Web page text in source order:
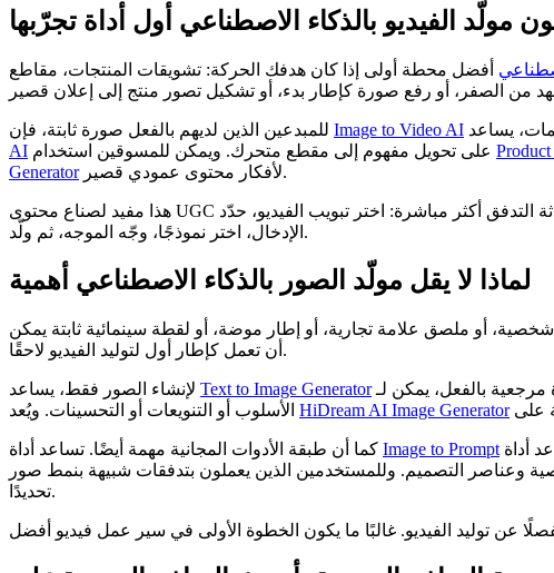
مولّد الفيديو بالذكاء الاصطناعي أول أداة تجرّبها
أفضل محطة أولى إذا كان هدفك الحركة: تشويقات المنتجات، مقاطع TikTok، لقطات سينمائية، إعلانات اجتماعية، اختبارات مشاهد، أو سرد قصير. أكبر ميزة هي أن الفيديو
Image to Video AI
AI
Generator
لأفكار محتوى عمودي قصير.
هذا مفيد لصناع محتوى UGC وبائعي التجارة الإلكترونية وفرق المحتوى ومحرري الفيديو الذين يحتاجون مسودات بصرية سريعة. تجعل الصفحة الرئيسية المحدثة التدفق أكثر مباشرة: اختر تبويب الفيديو، حدّد
الإدخال، اختر نموذجًا، وجّه الموجه، ثم ولّد.
لماذا لا يقل مولّد الصور بالذكاء الاصطناعي أهمية
أو ملصق علامة تجارية، أو إطار موضة، أو لقطة سينمائية ثابتة يمكن
أن تعمل كإطار أول لتوليد الفيديو لاحقًا.
Text to Image Generator
HiDream AI Image Generator
Image to Prompt
تحديدًا.